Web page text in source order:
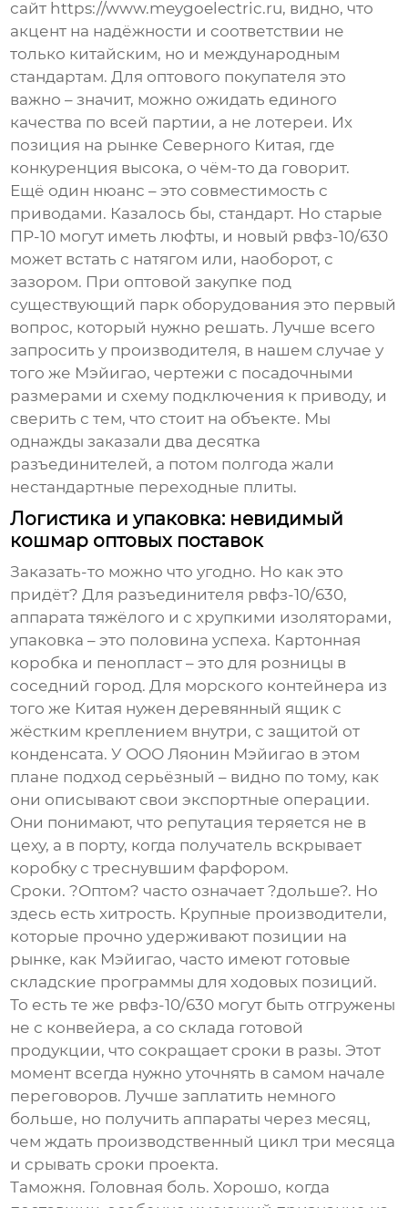
сайт https://www.meygoelectric.ru, видно, что
акцент на надёжности и соответствии не
только китайским, но и международным
стандартам. Для оптового покупателя это
важно – значит, можно ожидать единого
качества по всей партии, а не лотереи. Их
позиция на рынке Северного Китая, где
конкуренция высока, о чём-то да говорит.
Ещё один нюанс – это совместимость с
приводами. Казалось бы, стандарт. Но старые
ПР-10 могут иметь люфты, и новый рвфз-10/630
может встать с натягом или, наоборот, с
зазором. При оптовой закупке под
существующий парк оборудования это первый
вопрос, который нужно решать. Лучше всего
запросить у производителя, в нашем случае у
того же Мэйигао, чертежи с посадочными
размерами и схему подключения к приводу, и
сверить с тем, что стоит на объекте. Мы
однажды заказали два десятка
разъединителей, а потом полгода жали
нестандартные переходные плиты.
Логистика и упаковка: невидимый
кошмар оптовых поставок
Заказать-то можно что угодно. Но как это
придёт? Для разъединителя рвфз-10/630,
аппарата тяжёлого и с хрупкими изоляторами,
упаковка – это половина успеха. Картонная
коробка и пенопласт – это для розницы в
соседний город. Для морского контейнера из
того же Китая нужен деревянный ящик с
жёстким креплением внутри, с защитой от
конденсата. У ООО Ляонин Мэйигао в этом
плане подход серьёзный – видно по тому, как
они описывают свои экспортные операции.
Они понимают, что репутация теряется не в
цеху, а в порту, когда получатель вскрывает
коробку с треснувшим фарфором.
Сроки. ?Оптом? часто означает ?дольше?. Но
здесь есть хитрость. Крупные производители,
которые прочно удерживают позиции на
рынке, как Мэйигао, часто имеют готовые
складские программы для ходовых позиций.
То есть те же рвфз-10/630 могут быть отгружены
не с конвейера, а со склада готовой
продукции, что сокращает сроки в разы. Этот
момент всегда нужно уточнять в самом начале
переговоров. Лучше заплатить немного
больше, но получить аппараты через месяц,
чем ждать производственный цикл три месяца
и срывать сроки проекта.
Таможня. Головная боль. Хорошо, когда